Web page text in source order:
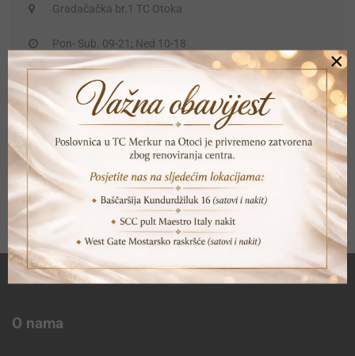
Gradačačka br.1 TC Otoka
Pon- Sub. 09-21; Ned 10-18
+387 33 615 707
+387 61 931 750
prodaja@silverland.ba
O nama
×